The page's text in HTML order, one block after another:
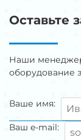
Оставьте
Наши
оборудование
Ваше имя:
Ваш e-mail: